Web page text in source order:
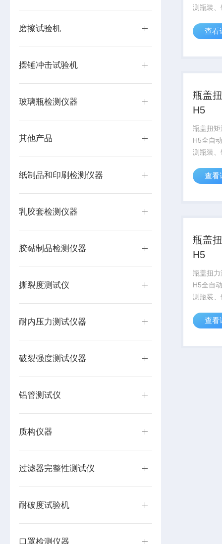
磨擦试验机
摆锤冲击试验机
玻璃瓶检测仪器
其他产品
纸制品和印刷检测仪器
乳胶套检测仪器
胶黏制品检测仪器
撕裂度测试仪
耐内压力测试仪器
破裂强度测试仪器
铝管测试仪
质构仪器
过滤器完整性测试仪
耐破度试验机
口罩检测仪器
测瓶装
启及旋
测的理
查看
瓶盖
H5
瓶盖扭矩
H5全自
测瓶装
启及旋
测的理
查看
瓶盖
H5
瓶盖扭力
H5全自
测瓶装
启及旋
测的理
查看